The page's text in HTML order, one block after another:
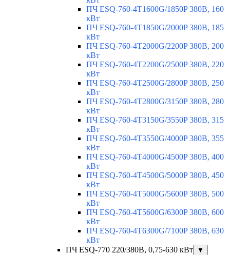
ПЧ ESQ-760-4T1600G/1850P 380В, 160
кВт
ПЧ ESQ-760-4T1850G/2000P 380В, 185
кВт
ПЧ ESQ-760-4T2000G/2200P 380В, 200
кВт
ПЧ ESQ-760-4T2200G/2500P 380В, 220
кВт
ПЧ ESQ-760-4T2500G/2800P 380В, 250
кВт
ПЧ ESQ-760-4T2800G/3150P 380В, 280
кВт
ПЧ ESQ-760-4T3150G/3550P 380В, 315
кВт
ПЧ ESQ-760-4T3550G/4000P 380В, 355
кВт
ПЧ ESQ-760-4T4000G/4500P 380В, 400
кВт
ПЧ ESQ-760-4T4500G/5000P 380В, 450
кВт
ПЧ ESQ-760-4T5000G/5600P 380В, 500
кВт
ПЧ ESQ-760-4T5600G/6300P 380В, 600
кВт
ПЧ ESQ-760-4T6300G/7100P 380В, 630
кВт
ПЧ ESQ-770 220/380В, 0,75-630 кВт
▼